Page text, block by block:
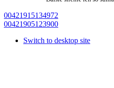
00421915134972
00421905123900
Switch to desktop site